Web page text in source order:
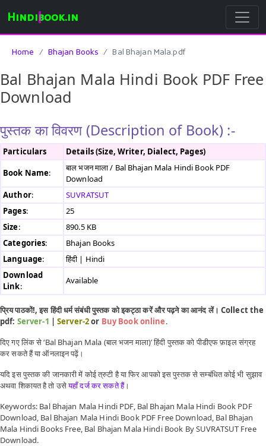
Hindibook.in
Home Bhajan Books Bal Bhajan Mala.pdf
Bal Bhajan Mala Hindi Book PDF Free
Download
पुस्तक का विवरण (Description of Book) :-
Particulars
Details (Size, Writer, Dialect, Pages)
Book Name:
बाल भजन माला / Bal Bhajan Mala Hindi Book PDF
Download
Author:
SUVRATSUT
Pages:
25
Size:
890.5 KB
Categories:
Bhajan Books
Language:
हिंदी | Hindi
Download
Link:
Available
प्रिय पाठकों!, इस हिंदी धर्म संबंधी पुस्तक को इकट्ठा करें और पढ़ने का आनंद लें। Collect the
pdf: Server-1 |Server-2or Buy Book online.
दिए गए लिंक से ‘Bal Bhajan Mala (बाल भजन माला)’ हिंदी पुस्तक को पीडीएफ फ़ाइल संग्रह
कर सकते हैं या ऑनलाइन पढ़ें।
यदि इस पुस्तक की जानकारी में कोई त्रुटी है या फिर आपको इस पुस्तक से सम्बंधित कोई भी सुझाव
अथवा शिकायत है तो उसेयहाँ दर्ज कर सकते हैं।
Keywords: Bal Bhajan Mala Hindi PDF, Bal Bhajan Mala Hindi Book PDF
Download, Bal Bhajan Mala Hindi Book PDF Free Download, Bal Bhajan
Mala Hindi Books Free, Bal Bhajan Mala Hindi Book By SUVRATSUT Free
Download.